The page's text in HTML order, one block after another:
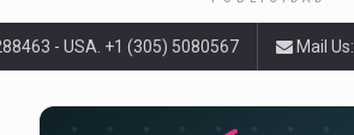
- USA. +1 (305) 5080567 Mail Us: